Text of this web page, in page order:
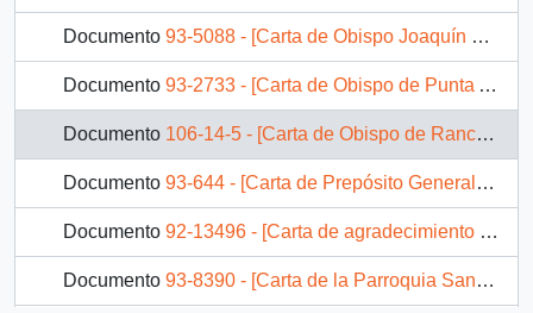
Documento 93-5088 - [Carta de Obispo Joaquín Matte]
Documento 93-2733 - [Carta de Obispo de Punta Arenas sobre posible cierre de Oficina Nacional de Retorno en Buenos Aires]
Documento 106-14-5 - [Carta de Obispo de Rancagua relativa a donación de sitio en Isla de Rengo destinado a construcción de templo]
Documento 93-644 - [Carta de Prepósito General de la Compañía de Jesús por saludo de Navidad y Año Nuevo del Presidente Patricio Aylwin]
Documento 92-13496 - [Carta de agradecimiento del Obispo de Rancagua]
Documento 93-8390 - [Carta de la Parroquia San José de Constitución solicita ayuda económica]